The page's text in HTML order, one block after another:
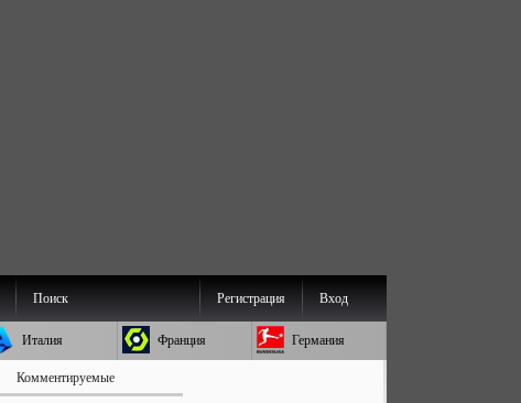
Поиск Вход
Регистрация
Италия Франция Германия
Комментируемые